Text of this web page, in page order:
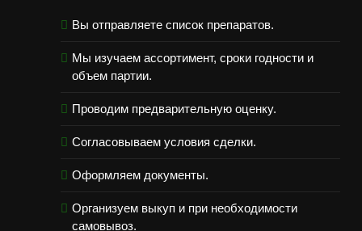
Вы отправляете список препаратов.
Мы изучаем ассортимент, сроки годности и
объем партии.
Проводим предварительную оценку.
Согласовываем условия сделки.
Оформляем документы.
Организуем выкуп и при необходимости
самовывоз.